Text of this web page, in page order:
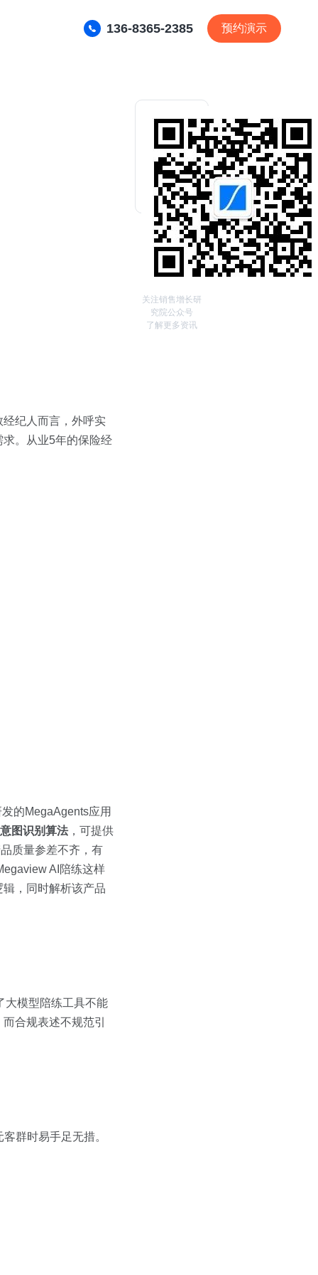
136-8365-2385 预约演示
纪人而言，外呼实
。从业5年的保险经
的MegaAgents应用
意图识别算法 ，可提供
质量参差不齐，有
AI陪练这样
，同时解析该产品
大模型陪练工具不能
合规表述不规范引
群时易手足无措。
关注销售增长研
究院公众号
了解更多资讯